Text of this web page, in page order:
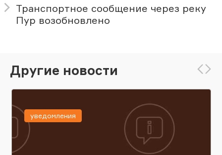
Транспортное сообщение через реку
Пур возобновлено
Другие новости
уведомления